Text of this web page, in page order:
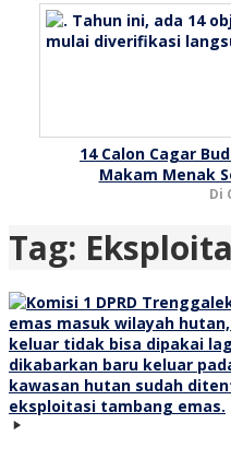
14 Calon Cagar
Makam Menak
Di
Tag: